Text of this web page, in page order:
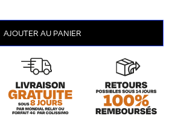
AJOUTER AU PANIER